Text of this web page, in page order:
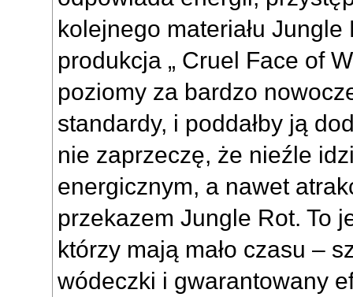
kolejnego materiału
produkcja „ Cruel Face of
poziomy za bardzo
standardy, i poddałby ją
nie zaprzeczę, że nieźle
energicznym, a nawet
przekazem Jungle Rot. To
którzy mają mało czasu –
wódeczki i gwarantowany